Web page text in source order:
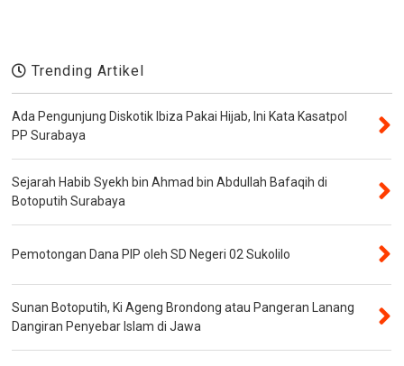
Trending Artikel
Ada Pengunjung Diskotik Ibiza Pakai Hijab, Ini Kata Kasatpol
PP Surabaya
Sejarah Habib Syekh bin Ahmad bin Abdullah Bafaqih di
Botoputih Surabaya
Pemotongan Dana PIP oleh SD Negeri 02 Sukolilo
Sunan Botoputih, Ki Ageng Brondong atau Pangeran Lanang
Dangiran Penyebar Islam di Jawa